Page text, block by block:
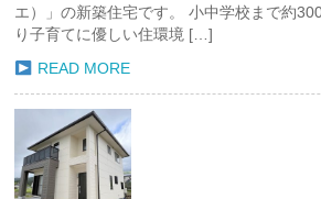
エ）」の新築住宅です。 小中学校まで約
り子育てに優しい住環境 […]
READ MORE